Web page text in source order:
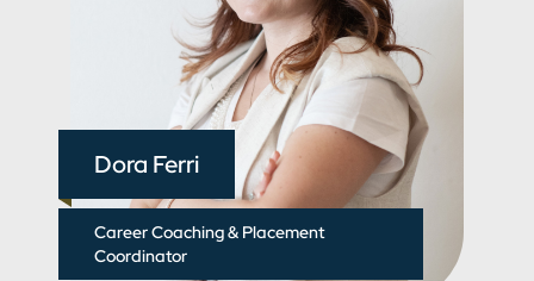
Dora Ferri
Career Coaching & Placement
Coordinator